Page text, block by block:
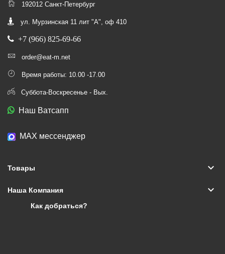
192012 Санкт-Петербург
ул. Мурзинская 11 лит "А", оф 410
+7 (966) 825-69-66
order@eat-m.net
Время работы: 10.00 -17.00
Суббота-Воскресенье - Вых.
Наш Ватсапп
МАХ мессенджер
Товары keyboard_arrow_down
Наша Компания keyboard_arrow_down
Как добраться?